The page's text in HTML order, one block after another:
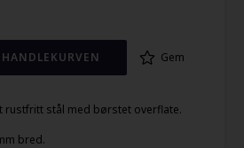
Gem
stål med børstet overflate.
bred.